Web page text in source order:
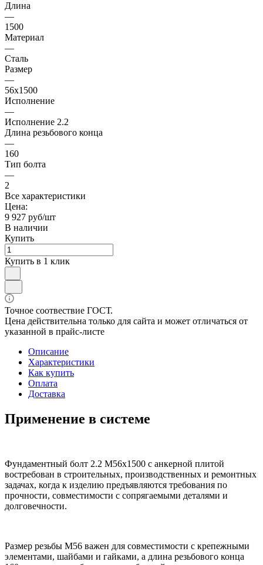
Длина
—
1500
Материал
—
Сталь
Размер
—
56х1500
Исполнение
—
Исполнение 2.2
Длина резьбового конца
—
160
Тип болта
—
2
Все характеристики
Цена:
9 927 руб/шт
В наличии
Купить
Купить в 1 клик
Точное соотвествие ГОСТ.
Цена действительна только для сайта и может отличаться от
указанной в прайс-листе
Описание
Характеристики
Как купить
Оплата
Доставка
Применение в системе
Фундаментный болт 2.2 М56х1500 с анкерной плитой
востребован в строительных, производственных и ремонтных
задачах, когда к изделию предъявляются требования по
прочности, совместимости с сопрягаемыми деталями и
долговечности.
Размер резьбы М56 важен для совместимости с крепежными
элементами, шайбами и гайками, а длина резьбового конца